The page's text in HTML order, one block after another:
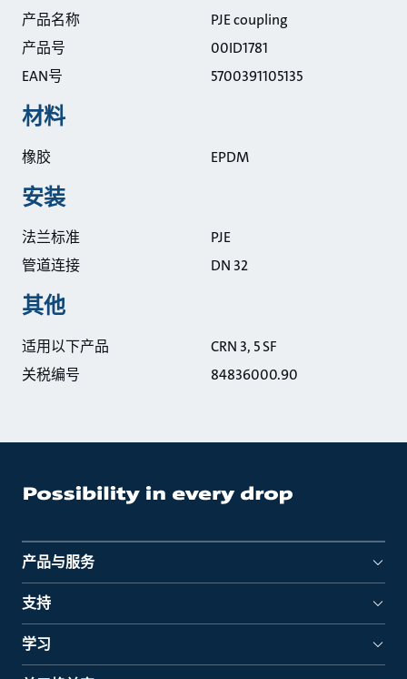
产品名称
PJE coupling
产品号
00ID1781
EAN号
5700391105135
材料
橡胶 EPDM
安装
法兰标准
PJE
管道连接
DN 32
其他
适用以下产品
CRN 3, 5 SF
关税编号
84836000.90
产品与服务
支持
学习